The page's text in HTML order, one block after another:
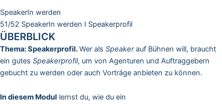
SpeakerIn werden
51/52 SpeakerIn werden I Speakerprofil
ÜBERBLICK
Thema: Speakerprofil.Wer als Speakerauf Bühnen will, braucht
ein gutes Speakerprofil, um von Agenturen und Auftraggebern
gebucht zu werden oder auch Vorträge anbieten zu können.
In diesem Modul lernst du, wie du ein